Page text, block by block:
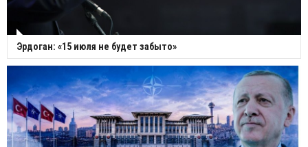
Эрдоган: «15 июля не будет забыто»